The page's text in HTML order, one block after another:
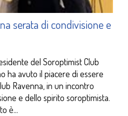
serata di condivisione e
del Soroptimist Club
ha avuto il piacere di essere
Ravenna, in un incontro
e dello spirito soroptimista.
è...